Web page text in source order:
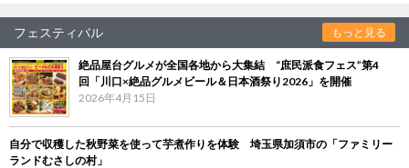
フェスティバル もっと見る
絶品屋台グルメが全国各地から大集結 “庶民派食フェス”第4
回「川口×絶品グルメビール＆日本酒祭り2026」を開催
2026年4月15日
自分で収穫した秋野菜を使って芋煮作りを体験 埼玉県加須市の「ファミリー
ランドむさしの村」